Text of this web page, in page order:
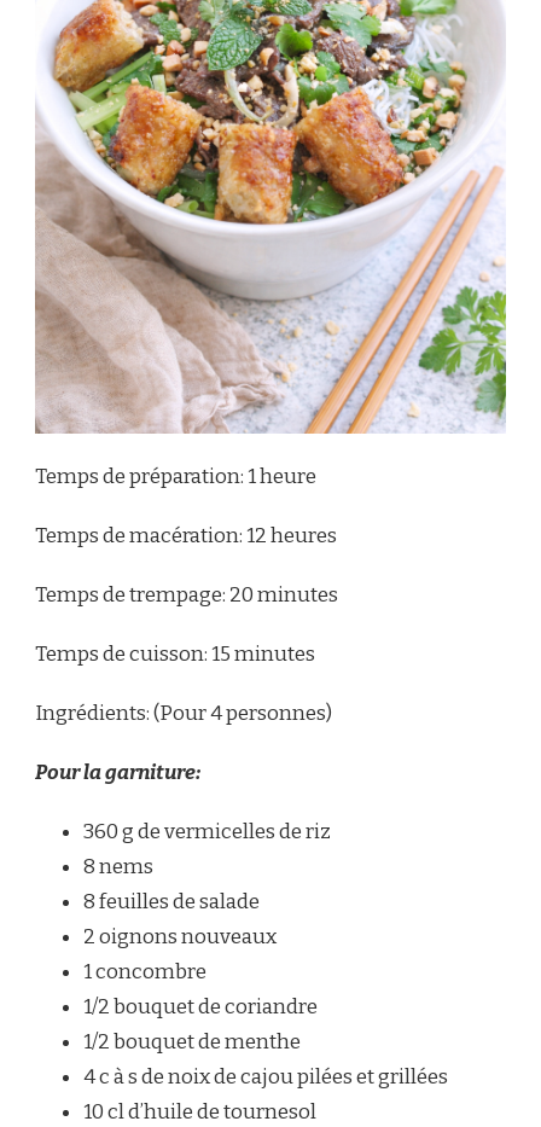
Temps de préparation: 1 heure
Temps de macération: 12 heures
Temps de trempage: 20 minutes
Temps de cuisson: 15 minutes
Ingrédients: (Pour 4 personnes)
Pour la garniture:
360 g de vermicelles de riz
8 nems
8 feuilles de salade
2 oignons nouveaux
1 concombre
1/2 bouquet de coriandre
1/2 bouquet de menthe
4 c à s de noix de cajou pilées et grillées
10 cl d’huile de tournesol